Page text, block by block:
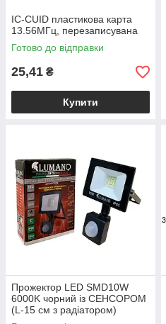
IC-CUID пластикова карта
13.56МГц, перезаписувана
Готово до відправки
25,41 ₴
Купити
Прожектор LED SMD10W
6000K чорний із СЕНСОРОМ
(L-15 см з радіатором)
STANDARDeco ТМ LUMANO